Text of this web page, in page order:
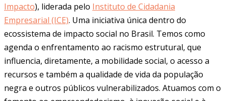
Impacto), liderada pelo Instituto de Cidadania
Empresarial (ICE). Uma iniciativa única dentro do
ecossistema de impacto social no Brasil. Temos como
agenda o enfrentamento ao racismo estrutural, que
influencia, diretamente, a mobilidade social, o acesso a
recursos e também a qualidade de vida da população
negra e outros públicos vulnerabilizados. Atuamos com o